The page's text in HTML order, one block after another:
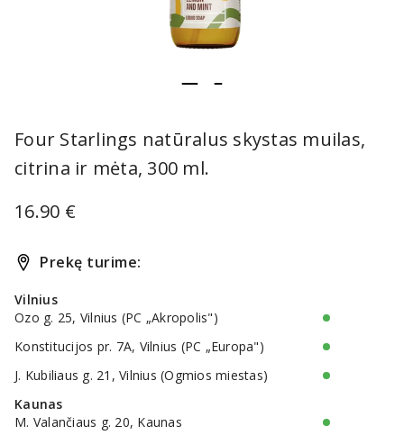
Four Starlings natūralus skystas muilas,
citrina ir mėta, 300 ml.
16.90 €
Prekę turime:
Vilnius
Ozo g. 25, Vilnius (PC „Akropolis")
Konstitucijos pr. 7A, Vilnius (PC „Europa")
J. Kubiliaus g. 21, Vilnius (Ogmios miestas)
Kaunas
M. Valančiaus g. 20, Kaunas